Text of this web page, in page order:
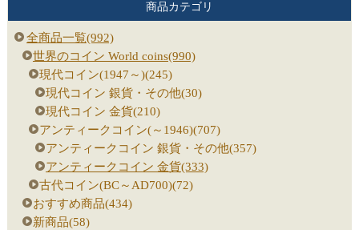
商品カテゴリ
全商品一覧(992)
世界のコイン World coins(990)
現代コイン(1947～)(245)
現代コイン 銀貨・その他(30)
現代コイン 金貨(210)
アンティークコイン(～1946)(707)
アンティークコイン 銀貨・その他(357)
アンティークコイン 金貨(333)
古代コイン(BC～AD700)(72)
おすすめ商品(434)
新商品(58)